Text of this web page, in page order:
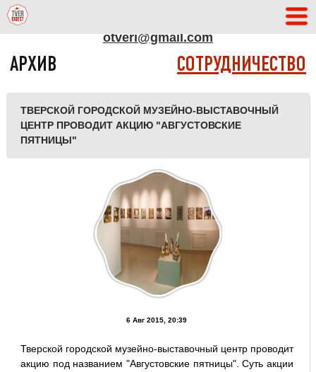
otveri@gmail.com
АРХИВ СОТРУДНИЧЕСТВО
ТВЕРСКОЙ ГОРОДСКОЙ МУЗЕЙНО-ВЫСТАВОЧНЫЙ
ЦЕНТР ПРОВОДИТ АКЦИЮ "АВГУСТОВСКИЕ
ПЯТНИЦЫ"
6 Авг 2015, 20:39
Тверской городской музейно-выставочный центр проводит
акцию под названием "Августовские пятницы". Суть акции